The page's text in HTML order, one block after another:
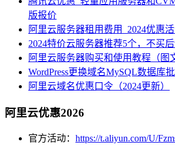
版报价
阿里云服务器租用费用_2024优惠
2024特价云服务器推荐5个，不买
阿里云服务器购买和使用教程（图
WordPress更换域名MySQL数据库
阿里云域名优惠口令（2024更新）
阿里云优惠2026
官方活动： https://t.aliyun.com/U/